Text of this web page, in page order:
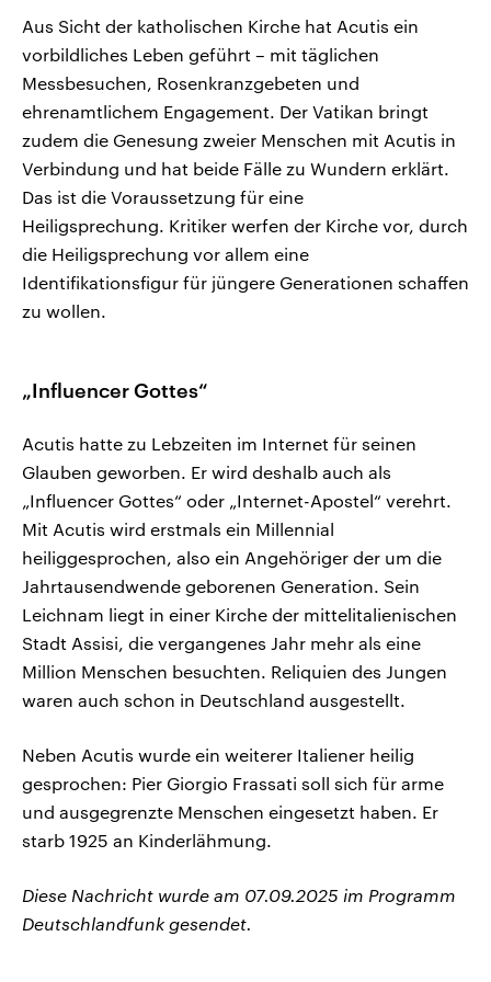
Aus Sicht der katholischen Kirche hat Acutis ein
vorbildliches Leben geführt – mit täglichen
Messbesuchen, Rosenkranzgebeten und
ehrenamtlichem Engagement. Der Vatikan bringt
zudem die Genesung zweier Menschen mit Acutis in
Verbindung und hat beide Fälle zu Wundern erklärt.
Das ist die Voraussetzung für eine
Heiligsprechung. Kritiker werfen der Kirche vor, durch
die Heiligsprechung vor allem eine
Identifikationsfigur für jüngere Generationen schaffen
zu wollen.
„Influencer Gottes“
Acutis hatte zu Lebzeiten im Internet für seinen
Glauben geworben. Er wird deshalb auch als
„Influencer Gottes“ oder „Internet-Apostel“ verehrt.
Mit Acutis wird erstmals ein Millennial
heiliggesprochen, also ein Angehöriger der um die
Jahrtausendwende geborenen Generation. Sein
Leichnam liegt in einer Kirche der mittelitalienischen
Stadt Assisi, die vergangenes Jahr mehr als eine
Million Menschen besuchten. Reliquien des Jungen
waren auch schon in Deutschland ausgestellt.
Neben Acutis wurde ein weiterer Italiener heilig
gesprochen: Pier Giorgio Frassati soll sich für arme
und ausgegrenzte Menschen eingesetzt haben. Er
starb 1925 an Kinderlähmung.
Diese Nachricht wurde am 07.09.2025 im Programm
Deutschlandfunk gesendet.